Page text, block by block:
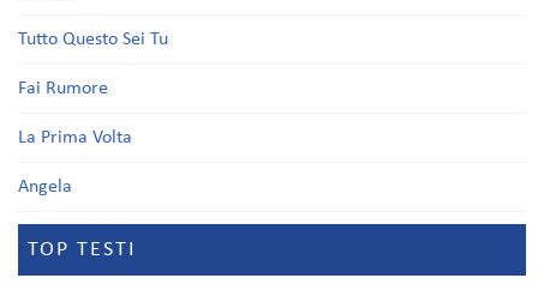
Tutto Questo Sei Tu
Fai Rumore
La Prima Volta
Angela
TOP TESTI